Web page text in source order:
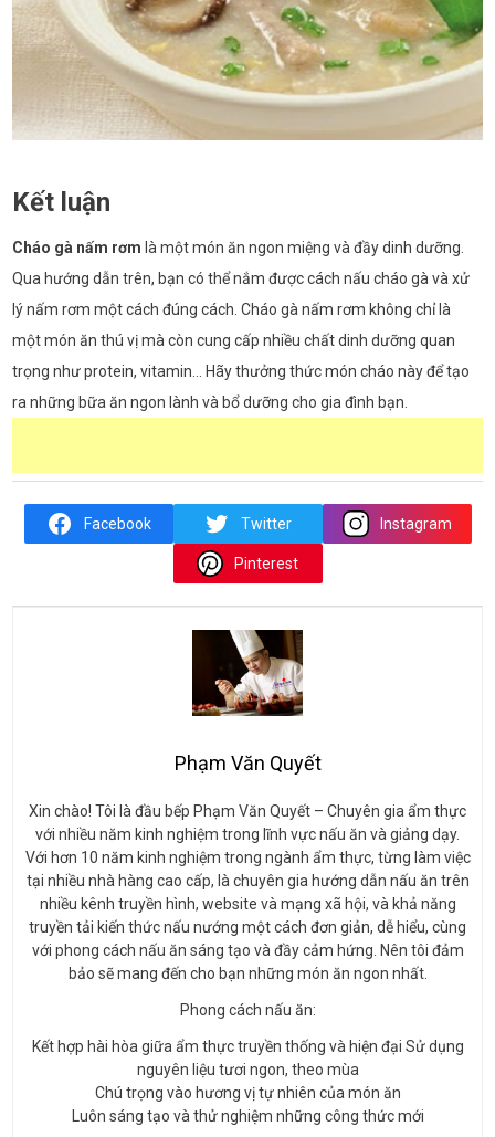
Kết luận
Cháo gà nấm rơm là một món ăn ngon miệng và đầy dinh dưỡng.
Qua hướng dẫn trên, bạn có thể nắm được cách nấu cháo gà và xử
lý nấm rơm một cách đúng cách. Cháo gà nấm rơm không chỉ là
một món ăn thú vị mà còn cung cấp nhiều chất dinh dưỡng quan
trọng như protein, vitamin… Hãy thưởng thức món cháo này để tạo
ra những bữa ăn ngon lành và bổ dưỡng cho gia đình bạn.
Facebook Twitter Instagram
Pinterest
Phạm Văn Quyết
Xin chào! Tôi là đầu bếp Phạm Văn Quyết – Chuyên gia ẩm thực
với nhiều năm kinh nghiệm trong lĩnh vực nấu ăn và giảng dạy.
Với hơn 10 năm kinh nghiệm trong ngành ẩm thực, từng làm việc
tại nhiều nhà hàng cao cấp, là chuyên gia hướng dẫn nấu ăn trên
nhiều kênh truyền hình, website và mạng xã hội, và khả năng
truyền tải kiến thức nấu nướng một cách đơn giản, dễ hiểu, cùng
với phong cách nấu ăn sáng tạo và đầy cảm hứng. Nên tôi đảm
bảo sẽ mang đến cho bạn những món ăn ngon nhất.
Phong cách nấu ăn:
Kết hợp hài hòa giữa ẩm thực truyền thống và hiện đại Sử dụng
nguyên liệu tươi ngon, theo mùa
Chú trọng vào hương vị tự nhiên của món ăn
Luôn sáng tạo và thử nghiệm những công thức mới